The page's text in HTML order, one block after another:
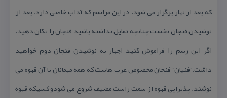
كه بعد از نهار برگزار می شود. در این مراسم كه آداب خاصی دارد، بعد از
نوشیدن فنجان نخست چنانچه تمایل نداشته باشید فنجان را تكان دهید.
اگر این رسم را فراموش كنید اجبار به نوشیدن فنجان دوم خواهید
داشت.”فنیان” فنجان مخصوص عرب هاست كه همه مهمانان با آن قهوه می
نوشند. پذیرایی قهوه از سمت راست مضیف شروع می شودو كسیكه قهوه